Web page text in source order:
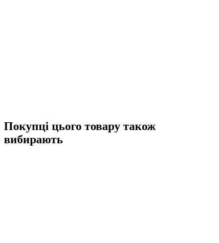
Покупці цього товару також
вибирають